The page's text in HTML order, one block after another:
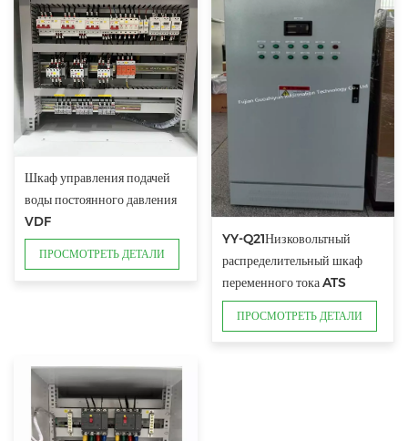
Шкаф управления подачей
воды постоянного давления
VDF
ПРОСМОТРЕТЬ ДЕТАЛИ
YY-Q21Низковольтный
распределительный шкаф
переменного тока ATS
ПРОСМОТРЕТЬ ДЕТАЛИ